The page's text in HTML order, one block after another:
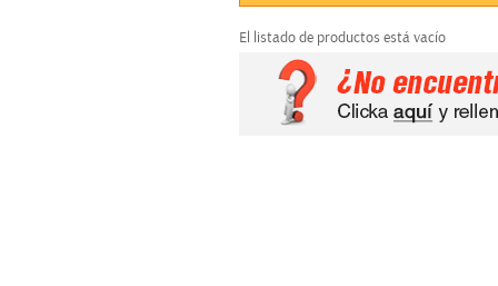
El listado de productos está vacío